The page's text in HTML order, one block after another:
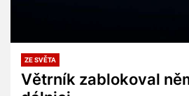
ZE SVĚTA
Větrník zablokoval